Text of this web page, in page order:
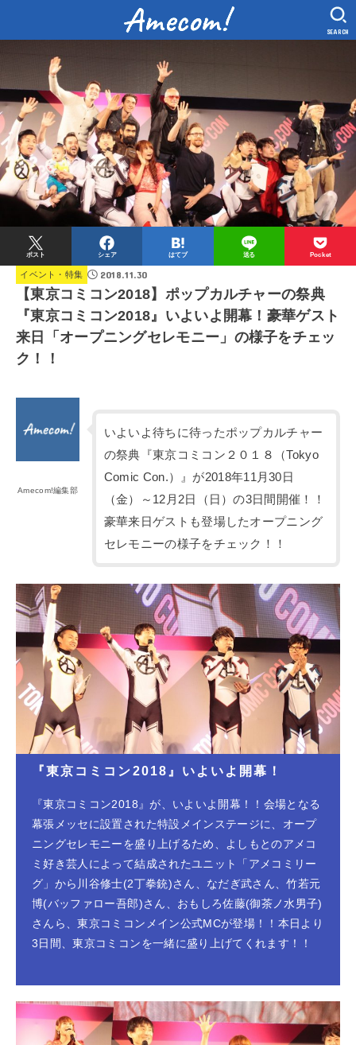
SEARCH
ポスト シェア はてブ 送る Pocket
イベント・特集 2018.11.30
【東京コミコン2018】ポップカルチャーの祭典
『東京コミコン2018』いよいよ開幕！豪華ゲスト
来日「オープニングセレモニー」の様子をチェッ
ク！！
Amecom!編集部
いよいよ待ちに待ったポップカルチャー
の祭典『東京コミコン２０１８（Tokyo
Comic Con.）』が2018年11月30日
（金）～12月2日（日）の3日間開催！！
豪華来日ゲストも登場したオープニング
セレモニーの様子をチェック！！
『東京コミコン2018』いよいよ開幕！
『東京コミコン2018』が、いよいよ開幕！！会場となる
幕張メッセに設置された特設メインステージに、オープ
ニングセレモニーを盛り上げるため、よしもとのアメコ
ミ好き芸人によって結成されたユニット「アメコミリー
グ」から川谷修士(2丁拳銃)さん、なだぎ武さん、竹若元
博(バッファロー吾郎)さん、おもしろ佐藤(御茶ノ水男子)
さんら、東京コミコンメイン公式MCが登場！！本日より
3日間、東京コミコンを一緒に盛り上げてくれます！！